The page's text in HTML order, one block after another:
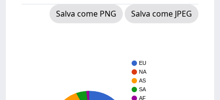
Salva come PNG
Salva come JPEG
EU
NA
AS
SA
AF